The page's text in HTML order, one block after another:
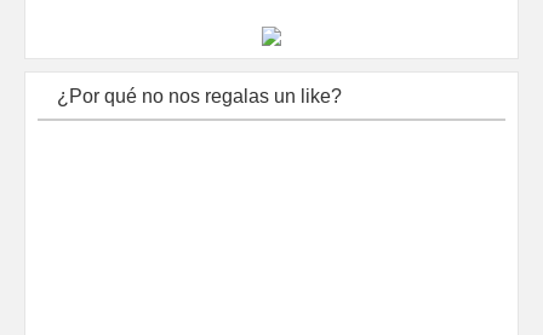
¿Por qué no nos regalas un like?